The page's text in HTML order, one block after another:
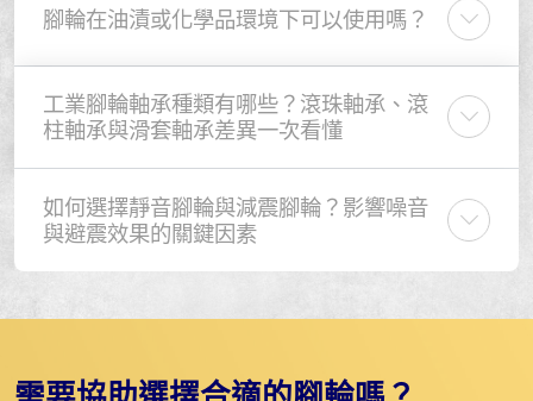
腳輪在油漬或化學品環境下可以使用嗎？
工業腳輪軸承種類有哪些？滾珠軸承、滾
柱軸承與滑套軸承差異一次看懂
如何選擇靜音腳輪與減震腳輪？影響噪音
與避震效果的關鍵因素